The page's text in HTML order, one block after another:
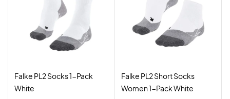
Falke PL2 Socks 1-Pack
White
Falke PL2 Short Socks
Women 1-Pack White